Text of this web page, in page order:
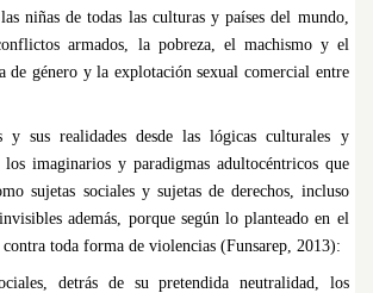
niñas de todas las culturas y países del mundo,
armados, la pobreza, el machismo y el
de género y la explotación sexual comercial entre
y sus realidades desde las lógicas culturales y
los imaginarios y paradigmas adultocéntricos que
sujetas sociales y sujetas de derechos, incluso
además, porque según lo planteado en el
toda forma de violencias (Funsarep, 2013):
detrás de su pretendida neutralidad, los